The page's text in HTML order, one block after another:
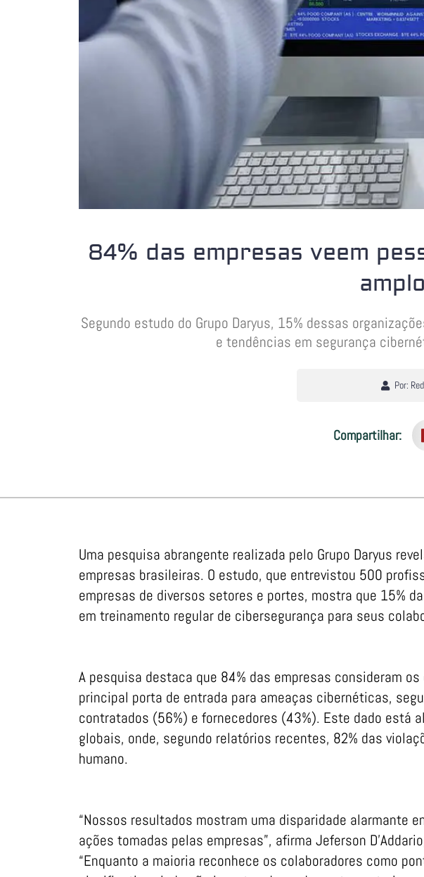
84% das empresas veem
Segundo estudo do Grupo Daryus, 15% dessas
e tendências em segurança
Por:
Compartilhar:
Uma pesquisa abrangente realizada pelo Grupo Daryus
empresas brasileiras. O estudo, que entrevistou 500
empresas de diversos setores e portes, mostra que 15%
em treinamento regular de cibersegurança para seus
A pesquisa destaca que 84% das empresas consideram
principal porta de entrada para ameaças cibernéticas,
contratados (56%) e fornecedores (43%). Este dado está
globais, onde, segundo relatórios recentes, 82% das
humano.
“Nossos resultados mostram uma disparidade alarmante
ações tomadas pelas empresas”, afirma Jeferson
“Enquanto a maioria reconhece os colaboradores como